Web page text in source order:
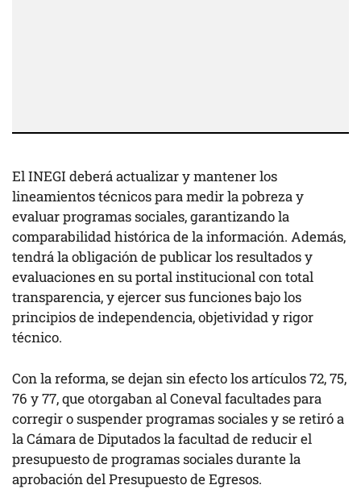
El INEGI deberá actualizar y mantener los
lineamientos técnicos para medir la pobreza y
evaluar programas sociales, garantizando la
comparabilidad histórica de la información. Además,
tendrá la obligación de publicar los resultados y
evaluaciones en su portal institucional con total
transparencia, y ejercer sus funciones bajo los
principios de independencia, objetividad y rigor
técnico.
Con la reforma, se dejan sin efecto los artículos 72, 75,
76 y 77, que otorgaban al Coneval facultades para
corregir o suspender programas sociales y se retiró a
la Cámara de Diputados la facultad de reducir el
presupuesto de programas sociales durante la
aprobación del Presupuesto de Egresos.